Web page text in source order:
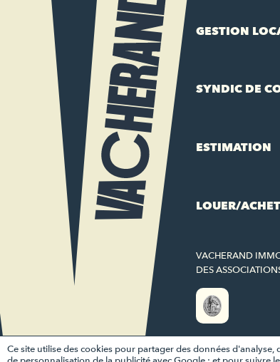
GESTION
SYNDIC DE
ESTIMATION
LOUER/
VACHERAND
DES
Ce site utilise des cookies pour partager des données d'analyse,